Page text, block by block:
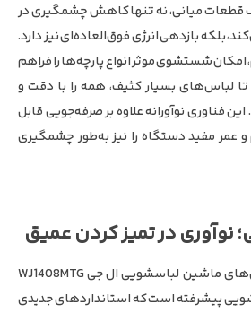
قطعات میانی، نه تنها کاهش چشمگیری در
بلکه بازدهی انرژی فوق‌العاده‌ای نیز دارد.
امکان شستشوی موثر انواع پارچه‌ها را فراهم
تا لباس‌های بسیار کثیف، همه را با دقت و
فناوری نوآورانه علاوه بر صرفه‌جویی قابل
عمر مفید دستگاه را نیز به‌طور چشمگیری
نوآوری در تمیز کردن عمیق
یکی از برجسته‌ترین ویژگی‌های ماشین لباسشویی ال جی WJ1408MTG
پیشرفته است که استانداردهای جدیدی